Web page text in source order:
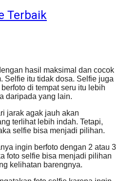
Terbaik
hasil maksimal dan cocok
Selfie itu tidak dosa. Selfie juga
di tempat seru itu lebih
daripada yang lain.
jarak agak jauh akan
terlihat lebih indah. Tetapi,
selfie bisa menjadi pilihan.
ingin berfoto dengan 2 atau 3
foto selfie bisa menjadi pilihan
kelihatan barengnya.